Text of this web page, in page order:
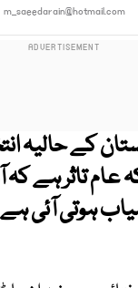
m_saeedarain@hotmail.com
کے حالیہ
عام تاثر ہے
ہوتی